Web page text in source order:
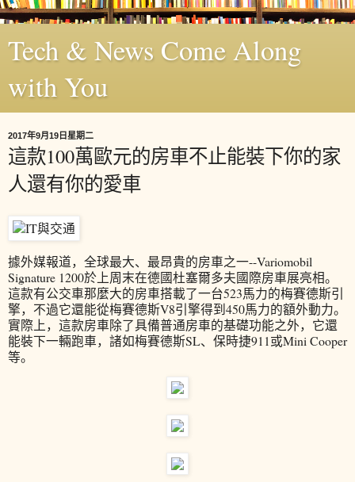
Tech & News Come Along
with You
2017年9月19日星期二
這款100萬歐元的房車不止能裝下你的家
人還有你的愛車
據外媒報道，全球最大、最昂貴的房車之一--Variomobil
Signature 1200於上周末在德國杜塞爾多夫國際房車展亮相。
這款有公交車那麼大的房車搭載了一台523馬力的梅賽德斯引
擎，不過它還能從梅賽德斯V8引擎得到450馬力的額外動力。
實際上，這款房車除了具備普通房車的基礎功能之外，它還
能裝下一輛跑車，諸如梅賽德斯SL、保時捷911或Mini Cooper
等。